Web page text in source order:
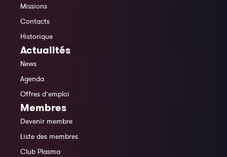
Missions
Contacts
Historique
Actualités
News
Agenda
Offres d’emploi
Membres
Devenir membre
Liste des membres
Club Plasma